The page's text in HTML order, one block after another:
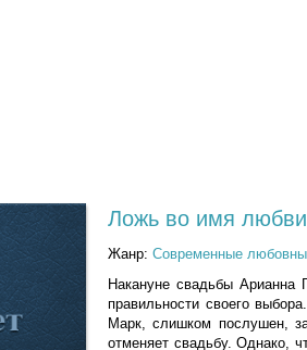
Ложь во имя любви
Жанр: Современные
Накануне свадьбы Арианна
правильности своего
Марк, слишком послушен,
отменяет свадьбу. Однако,